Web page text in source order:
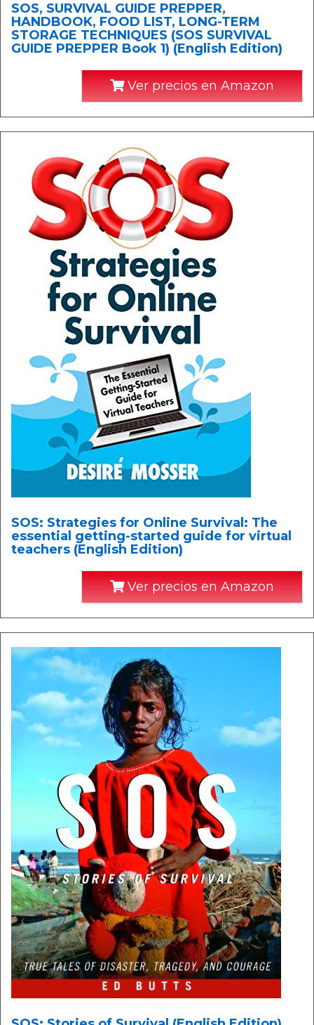
SOS, SURVIVAL GUIDE PREPPER,
HANDBOOK, FOOD LIST, LONG-TERM
STORAGE TECHNIQUES (SOS SURVIVAL
GUIDE PREPPER Book 1) (English Edition)
Ver precios en Amazon
SOS: Strategies for Online Survival: The
essential getting-started guide for virtual
teachers (English Edition)
Ver precios en Amazon